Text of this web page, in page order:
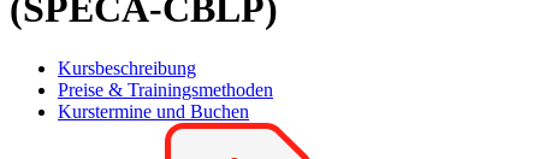
Kursbeschreibung
Preise & Trainingsmethoden
Kurstermine und Buchen